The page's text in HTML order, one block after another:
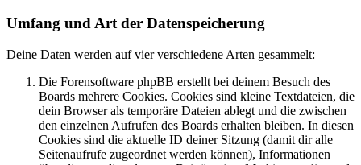
Umfang und Art der Datenspeicherung
Deine Daten werden auf vier verschiedene Arten gesammelt:
Die Forensoftware phpBB erstellt bei deinem Besuch des
Boards mehrere Cookies. Cookies sind kleine Textdateien, die
dein Browser als temporäre Dateien ablegt und die zwischen
den einzelnen Aufrufen des Boards erhalten bleiben. In diesen
Cookies sind die aktuelle ID deiner Sitzung (damit dir alle
Seitenaufrufe zugeordnet werden können), Informationen